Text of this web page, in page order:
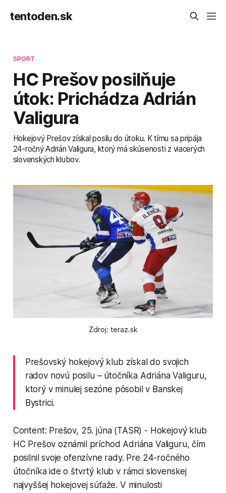
tentoden.sk
SPORT
HC Prešov posilňuje
útok: Prichádza Adrián
Valigura
Hokejový Prešov získal posilu do útoku. K tímu sa pripája
24-ročný Adrián Valigura, ktorý má skúsenosti z viacerých
slovenských klubov.
Zdroj: teraz.sk
Prešovský hokejový klub získal do svojich
radov novú posilu – útočníka Adriána Valiguru,
ktorý v minulej sezóne pôsobil v Banskej
Bystrici.
Content: Prešov, 25. júna (TASR) - Hokejový klub
HC Prešov oznámil príchod Adriána Valiguru, čím
posilnil svoje ofenzívne rady. Pre 24-ročného
útočníka ide o štvrtý klub v rámci slovenskej
najvyššej hokejovej súťaže. V minulosti